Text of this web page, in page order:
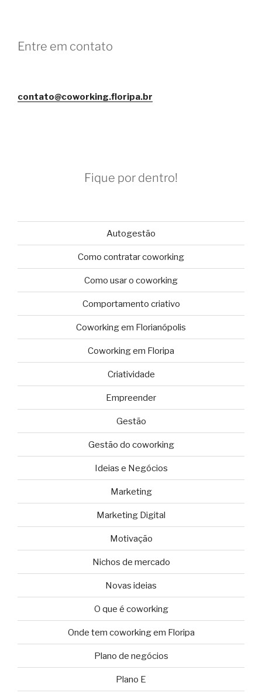
Entre em contato
contato@coworking.floripa.br
Fique por dentro!
Autogestão
Como contratar coworking
Como usar o coworking
Comportamento criativo
Coworking em Florianópolis
Coworking em Floripa
Criatividade
Empreender
Gestão
Gestão do coworking
Ideias e Negócios
Marketing
Marketing Digital
Motivação
Nichos de mercado
Novas ideias
O que é coworking
Onde tem coworking em Floripa
Plano de negócios
Plano E